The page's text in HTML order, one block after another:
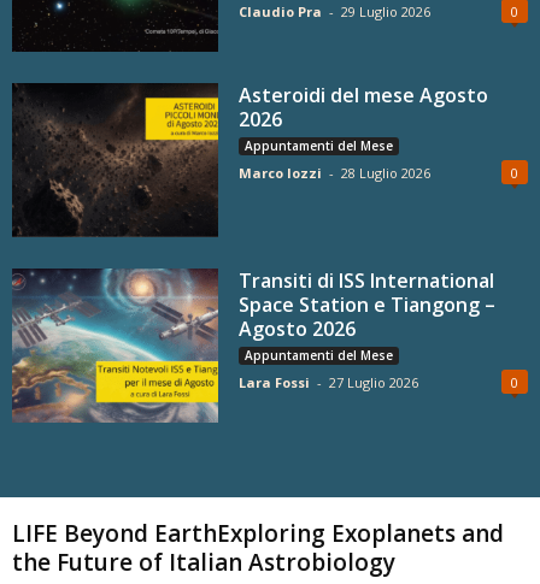
Claudio Pra - 29 Luglio 2026 0
Asteroidi del mese Agosto
2026
Appuntamenti del Mese
Marco Iozzi - 28 Luglio 2026 0
Transiti di ISS International
Space Station e Tiangong –
Agosto 2026
Appuntamenti del Mese
Lara Fossi - 27 Luglio 2026 0
LIFE Beyond EarthExploring Exoplanets and
the Future of Italian Astrobiology